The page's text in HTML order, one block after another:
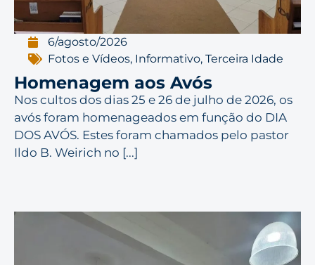
6/agosto/2026
Fotos e Vídeos, Informativo,Terceira Idade
Homenagem aos Avós
Nos cultos dos dias 25 e 26 de julho de 2026, os
avós foram homenageados em função do DIA
DOS AVÓS. Estes foram chamados pelo pastor
Ildo B. Weirich no [...]